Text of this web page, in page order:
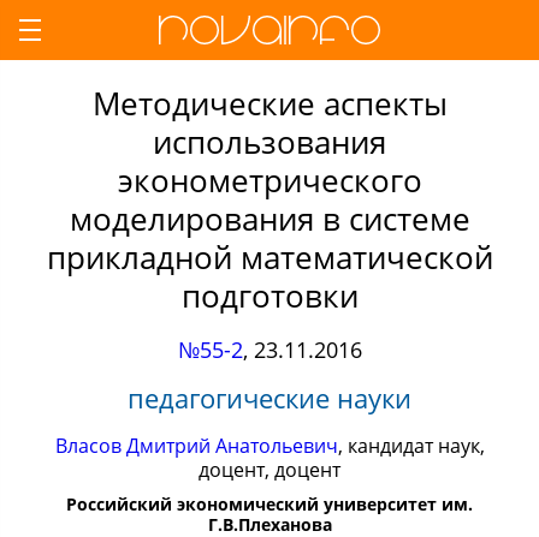
Методические аспекты
использования
эконометрического
моделирования в системе
прикладной математической
подготовки
№55-2, 23.11.2016
педагогические науки
Власов Дмитрий Анатольевич, кандидат наук,
доцент, доцент
Российский экономический университет им.
Г.В.Плеханова